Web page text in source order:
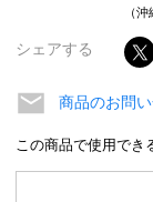
（
シェアする
商品のお問
この商品で使用でき